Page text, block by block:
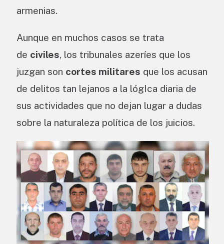
armenias.
Aunque en muchos casos se trata
de civiles, los tribunales azeríes que los
juzgan son cortes militares que los acusan
de delitos tan lejanos a la lógIca diaria de
sus actividades que no dejan lugar a dudas
sobre la naturaleza política de los juicios.